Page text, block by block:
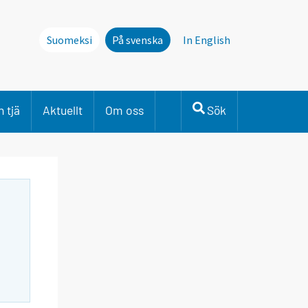
Suomeksi På svenska In English
tjä Aktuellt Om oss Sök